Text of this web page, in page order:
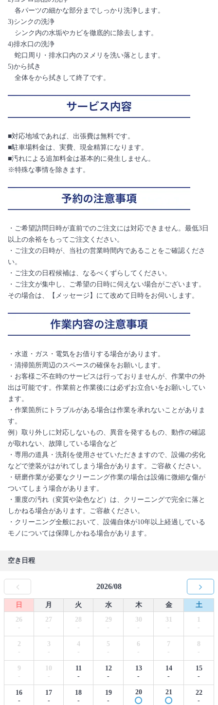
各パーツの細かな部分までしっかり洗浄します。
3)シンクの洗浄
シンク内の水垢やカビを徹底的に除去します。
4)排水口の洗浄
蛇口周り・排水口内のヌメリを洗い落とします。
5)から拭き
全体をから拭きして終了です。
■対応地域であれば、出張費は無料です。
■駐車場料金は、実費、現金精算になります。
■汚れによる追加料金は基本的に発生しません。
※特殊な事情を除きます。
・ご希望訪問日時が直前でのご注文には対応できません。最低3日
以上の余裕をもってご注文ください。
・ご注文の日時が、当社の営業時間内であることをご確認くださ
い。
・ご注文の日程候補は、なるべくずらしてください。
・ご注文が集中し、ご希望の日時に伺えない場合がございます。
その場合は、【メッセージ】にて改めて日時をお伺いします。
・水道・ガス・電気をお借りする場合があります。
・清掃箇所周辺のスペースの確保をお願いします。
・お客様ご不在時のサービスは行っておりませんが、作業中の外
出は可能です。作業前と作業後には必ずお立合いをお願いしてい
ます。
・作業箇所にトラブルがある場合は作業を承れないことがありま
す。
例）取り外しに対応しないもの、異音を発するもの、動作の確認
が取れない、故障している場合など
・専用の道具・洗剤を使用させていただきますので、設備の劣化
などで塗装がはがれてしまう場合があります。ご容赦ください。
・研磨作業が必要なクリーニング作業の場合は設備に微細な傷が
ついてしまう場合があります。
・重度の汚れ（変質や染色など）は、クリーニングで完全に落と
しかねる場合があります。ご容赦ください。
・クリーニング全般において、設備自体が10年以上経過している
モノについては保障しかねる場合があります。
空き日程
2026/08
日 月 火 水 木 金
土
26
-
27
-
28
-
29
-
30
-
31
-
1
-
2
-
3
-
4
-
5
-
6
-
7
-
8
-
9
-
10
-
11
-
12
-
13
-
14
-
15
-
16
-
17
-
18
-
19
-
20 21
22
-